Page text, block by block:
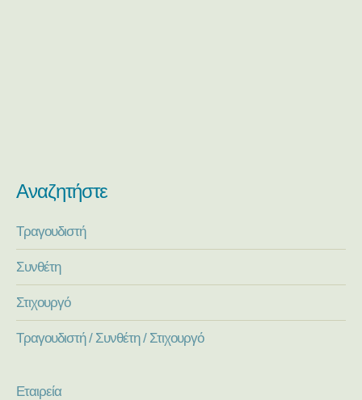
Αναζητήστε
Τραγουδιστή
Συνθέτη
Στιχουργό
Τραγουδιστή / Συνθέτη / Στιχουργό
Εταιρεία